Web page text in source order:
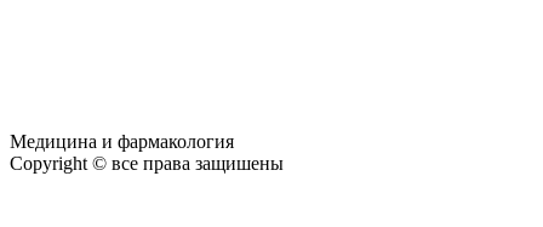
Медицина и фармакология
Copyright © все права защишены